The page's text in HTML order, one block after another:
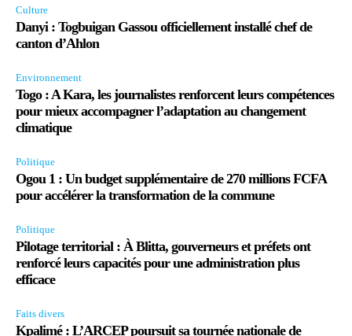
Culture
Danyi : Togbuigan Gassou officiellement installé chef de
canton d’Ahlon
Environnement
Togo : A Kara, les journalistes renforcent leurs compétences
pour mieux accompagner l’adaptation au changement
climatique
Politique
Ogou 1 : Un budget supplémentaire de 270 millions FCFA
pour accélérer la transformation de la commune
Politique
Pilotage territorial : À Blitta, gouverneurs et préfets ont
renforcé leurs capacités pour une administration plus
efficace
Faits divers
Kpalimé : L’ARCEP poursuit sa tournée nationale de